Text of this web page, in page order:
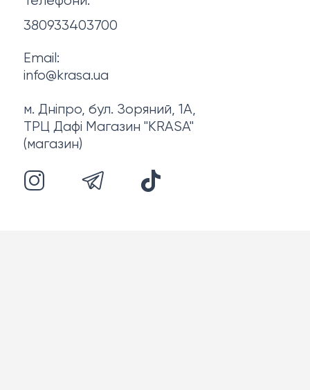
Про нас
380933403700
Email:
info@krasa.ua
м. Дніпро, бул. Зоряний, 1А,
ТРЦ Дафі Магазин "KRASA"
(магазин)